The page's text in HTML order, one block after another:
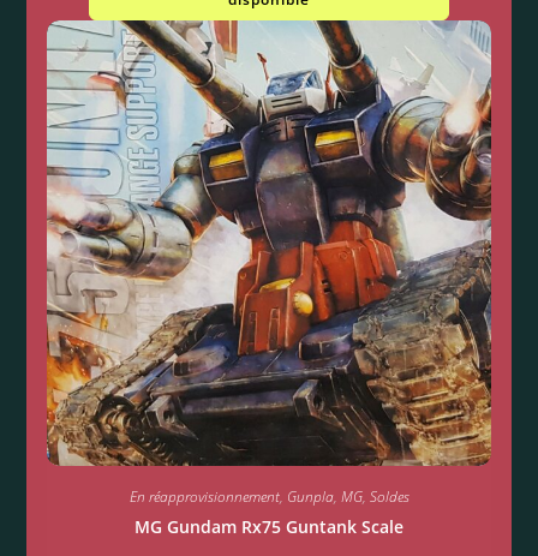
En réapprovisionnement, Gunpla, MG, Soldes
MG Gundam Rx75 Guntank Scale